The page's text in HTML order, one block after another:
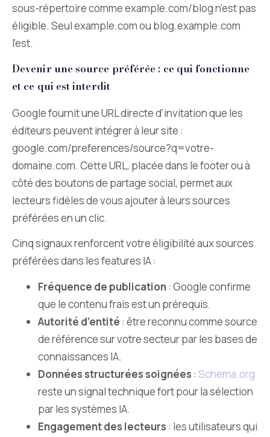
sous-répertoire comme example.com/blog n’est pas
éligible. Seul example.com ou blog.example.com
l’est.
Devenir une source préférée : ce qui fonctionne
et ce qui est interdit
Google fournit une URL directe d’invitation que les
éditeurs peuvent intégrer à leur site :
google.com/preferences/source?q=votre-
domaine.com. Cette URL, placée dans le footer ou à
côté des boutons de partage social, permet aux
lecteurs fidèles de vous ajouter à leurs sources
préférées en un clic.
Cinq signaux renforcent votre éligibilité aux sources
préférées dans les features IA :
Fréquence de publication: Google confirme
que le contenu frais est un prérequis.
Autorité d’entité : être reconnu comme source
de référence sur votre secteur par les bases de
connaissances IA.
Données structurées soignées : Schema.org
reste un signal technique fort pour la sélection
par les systèmes IA.
Engagement des lecteurs : les utilisateurs qui